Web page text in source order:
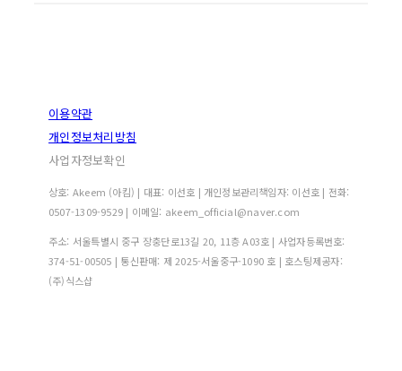
이용약관
개인정보처리방침
사업자정보확인
상호: Akeem (아킴) | 대표: 이선호 | 개인정보관리책임자: 이선호 | 전화:
0507-1309-9529 | 이메일: akeem_official@naver.com
주소: 서울특별시 중구 장충단로13길 20, 11층 A03호 | 사업자등록번호:
374-51-00505 | 통신판매: 제 2025-서울중구-1090 호 | 호스팅제공자:
(주)식스샵